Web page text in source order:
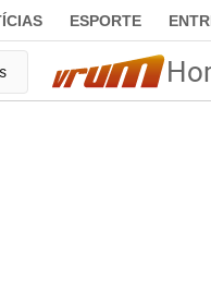
ESPORTE